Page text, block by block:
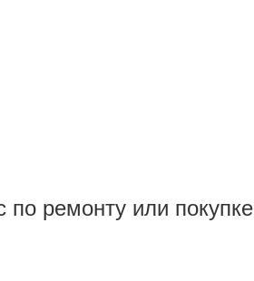
ремонту или покупке